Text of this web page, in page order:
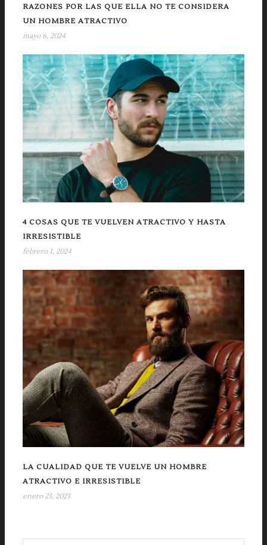
RAZONES POR LAS QUE ELLA NO TE CONSIDERA
UN HOMBRE ATRACTIVO
mayo 6, 2024
4 COSAS QUE TE VUELVEN ATRACTIVO Y HASTA
IRRESISTIBLE
febrero 1, 2024
LA CUALIDAD QUE TE VUELVE UN HOMBRE
ATRACTIVO E IRRESISTIBLE
enero 23, 2023